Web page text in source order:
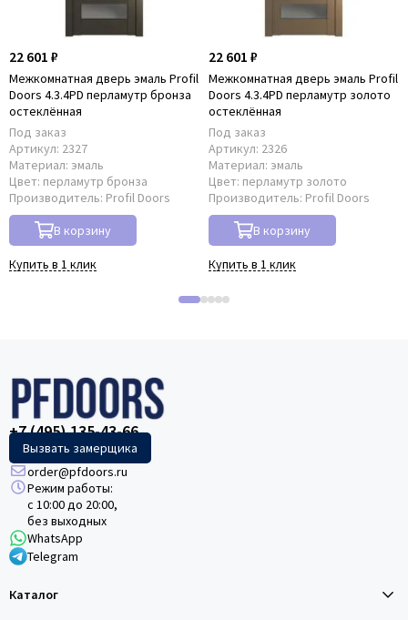
22 601 ₽
Межкомнатная дверь эмаль Profil
Doors 4.3.4PD перламутр бронза
остеклённая
Под заказ
Артикул: 2327
Материал: эмаль
Цвет: перламутр бронза
Производитель: Profil Doors
В корзину
Купить в 1 клик
22 601 ₽
Межкомнатная дверь эмаль Profil
Doors 4.3.4PD перламутр золото
остеклённая
Под заказ
Артикул: 2326
Материал: эмаль
Цвет: перламутр золото
Производитель: Profil Doors
В корзину
Купить в 1 клик
+7 (495) 135-43-66
Вызвать замерщика
order@pfdoors.ru
Режим работы:
с 10:00 до 20:00,
без выходных
WhatsApp
Telegram
Каталог